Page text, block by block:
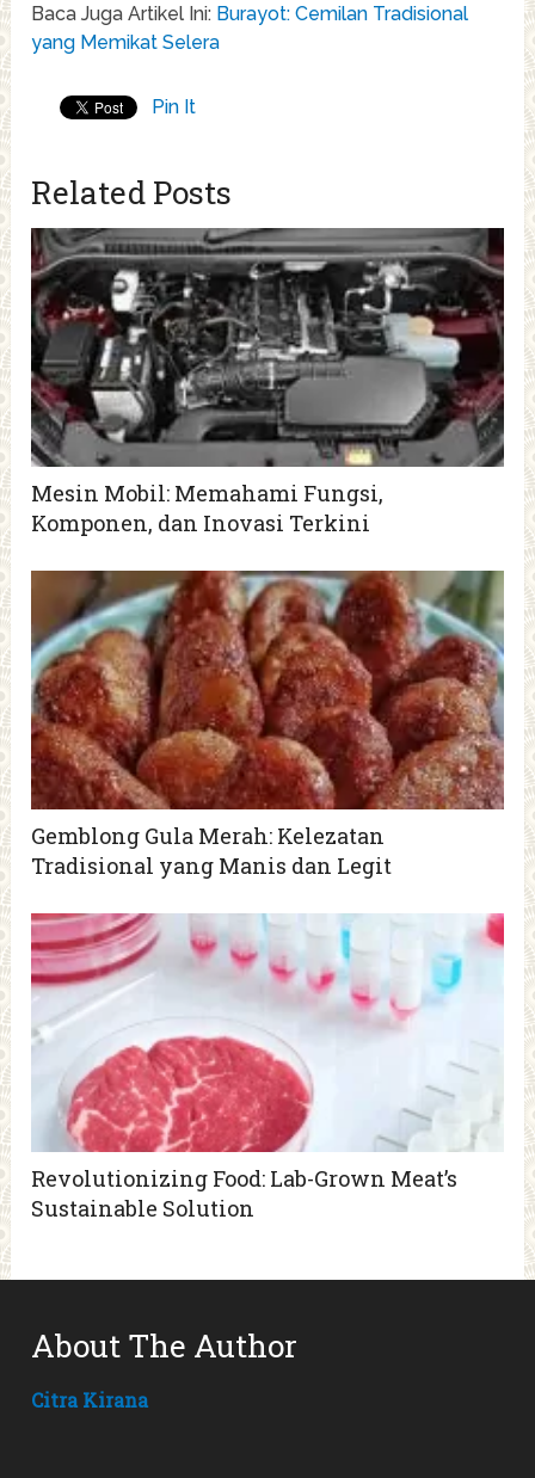
Baca Juga Artikel Ini: Burayot: Cemilan Tradisional
yang Memikat Selera
Pin It
Related Posts
Mesin Mobil: Memahami Fungsi,
Komponen, dan Inovasi Terkini
Gemblong Gula Merah: Kelezatan
Tradisional yang Manis dan Legit
Revolutionizing Food: Lab-Grown Meat’s
Sustainable Solution
About The Author
Citra Kirana